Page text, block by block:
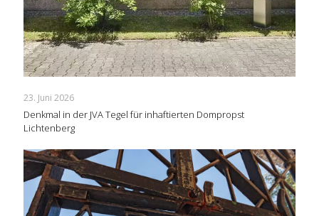
23. Juni 2026
Denkmal in der JVA Tegel für inhaftierten Dompropst
Lichtenberg